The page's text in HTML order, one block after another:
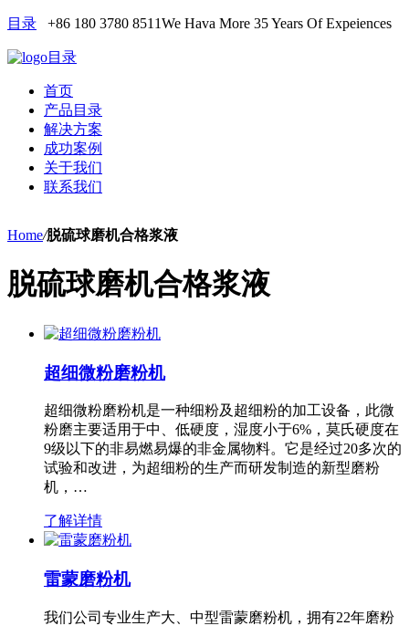
目录 +86 180 3780 8511We Hava More 35 Years Of Expeiences
目录
首页
产品目录
解决方案
成功案例
关于我们
联系我们
Home/脱硫球磨机合格浆液
脱硫球磨机合格浆液
超细微粉磨粉机
超细微粉磨粉机是一种细粉及超细粉的加工设备，此微
粉磨主要适用于中、低硬度，湿度小于6%，莫氏硬度在
9级以下的非易燃易爆的非金属物料。它是经过20多次的
试验和改进，为超细粉的生产而研发制造的新型磨粉
机，…
了解详情
雷蒙磨粉机
我们公司专业生产大、中型雷蒙磨粉机，拥有22年磨粉